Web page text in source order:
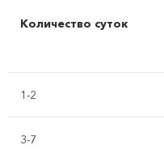
Количество суток
1-2
3-7